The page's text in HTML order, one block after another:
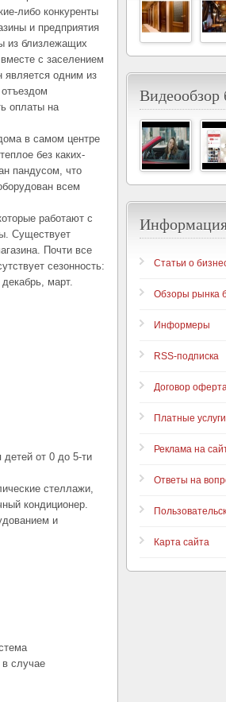
либо конкуренты
и предприятия
из близлежащих
с заселением
является одним из
оплаты на
в самом центре
без каких-
пандусом, что
всем
работают с
Существует
Почти все
сезонность:
март.
от 0 до 5-ти
стеллажи,
кондиционер.
и
случае
Видеообзор
Статьи о
Обзоры рынка
Информеры
RSS-подписка
Договор
Платные услуги
Реклама на
Ответы на
Карта сайта